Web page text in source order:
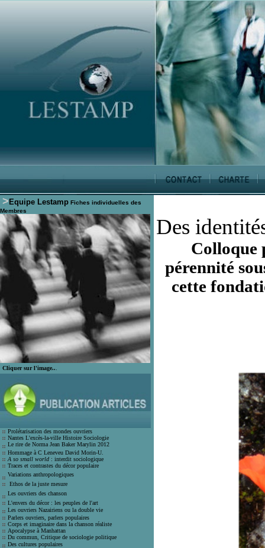
> Equipe Lestamp Fiches individuelles des
Membres
Cliquer sur l'image..
Prolétarisation des mondes ouvriers
Nantes L'excès-la-ville Histoire Sociologie
Le rire de Norma Jean Baker Marylin 2012
Hommage à C Leneveu David Morin-U.
A so small world : interdit sociologique
Traces et contrastes du décor populaire
Variations anthropologiques
Ethos de la juste mesure
Les ouvriers des chanson
L'envers du décor : les peuples de l'art
Les ouvriers Nazairiens ou la double vie
Parlers ouvriers, parlers populaires
Corps et imaginaire dans la chanson réaliste
Apocalypse à Manhattan
Du commun, Critique de sociologie politique
Des cultures populaires
Des
Colloque
pérennité
cette